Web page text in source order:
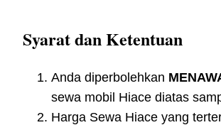
Syarat dan Ketentuan
Anda diperbolehkan
sewa mobil Hiace diatas
Harga Sewa Hiace yang